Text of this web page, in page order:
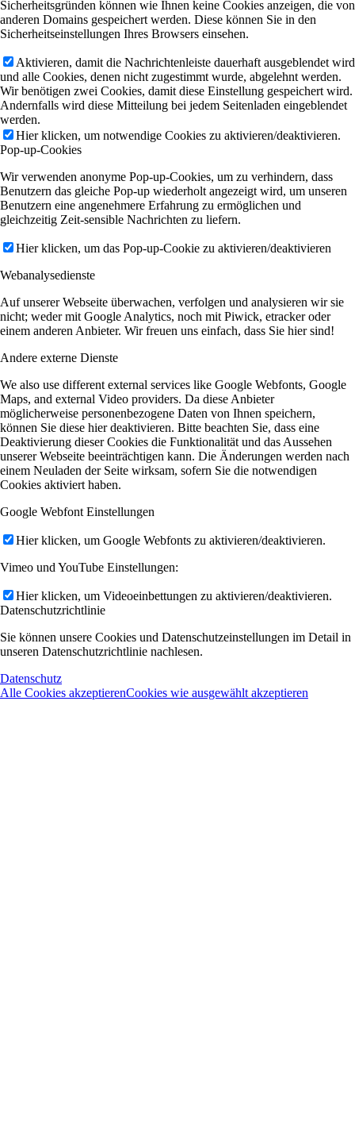
Sicherheitsgründen können wie Ihnen keine Cookies anzeigen, die von
anderen Domains gespeichert werden. Diese können Sie in den
Sicherheitseinstellungen Ihres Browsers einsehen.
Aktivieren, damit die Nachrichtenleiste dauerhaft ausgeblendet wird
und alle Cookies, denen nicht zugestimmt wurde, abgelehnt werden.
Wir benötigen zwei Cookies, damit diese Einstellung gespeichert wird.
Andernfalls wird diese Mitteilung bei jedem Seitenladen eingeblendet
werden.
Hier klicken, um notwendige Cookies zu aktivieren/deaktivieren.
Pop-up-Cookies
Wir verwenden anonyme Pop-up-Cookies, um zu verhindern, dass
Benutzern das gleiche Pop-up wiederholt angezeigt wird, um unseren
Benutzern eine angenehmere Erfahrung zu ermöglichen und
gleichzeitig Zeit-sensible Nachrichten zu liefern.
Hier klicken, um das Pop-up-Cookie zu aktivieren/deaktivieren
Webanalysedienste
Auf unserer Webseite überwachen, verfolgen und analysieren wir sie
nicht; weder mit Google Analytics, noch mit Piwick, etracker oder
einem anderen Anbieter. Wir freuen uns einfach, dass Sie hier sind!
Andere externe Dienste
We also use different external services like Google Webfonts, Google
Maps, and external Video providers. Da diese Anbieter
möglicherweise personenbezogene Daten von Ihnen speichern,
können Sie diese hier deaktivieren. Bitte beachten Sie, dass eine
Deaktivierung dieser Cookies die Funktionalität und das Aussehen
unserer Webseite beeinträchtigen kann. Die Änderungen werden nach
einem Neuladen der Seite wirksam, sofern Sie die notwendigen
Cookies aktiviert haben.
Google Webfont Einstellungen
Hier klicken, um Google Webfonts zu aktivieren/deaktivieren.
Vimeo und YouTube Einstellungen:
Hier klicken, um Videoeinbettungen zu aktivieren/deaktivieren.
Datenschutzrichtlinie
Sie können unsere Cookies und Datenschutzeinstellungen im Detail in
unseren Datenschutzrichtlinie nachlesen.
Datenschutz
Alle Cookies akzeptierenCookies wie ausgewählt akzeptieren